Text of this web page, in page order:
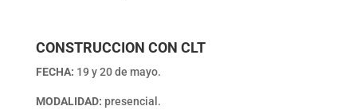
CONSTRUCCION CON CLT
FECHA: 19 y 20 de mayo.
MODALIDAD: presencial.